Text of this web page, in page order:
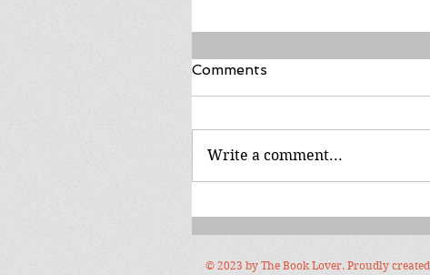
Comments
Write a comment...
© 2023 by The Book Lover. Proudly